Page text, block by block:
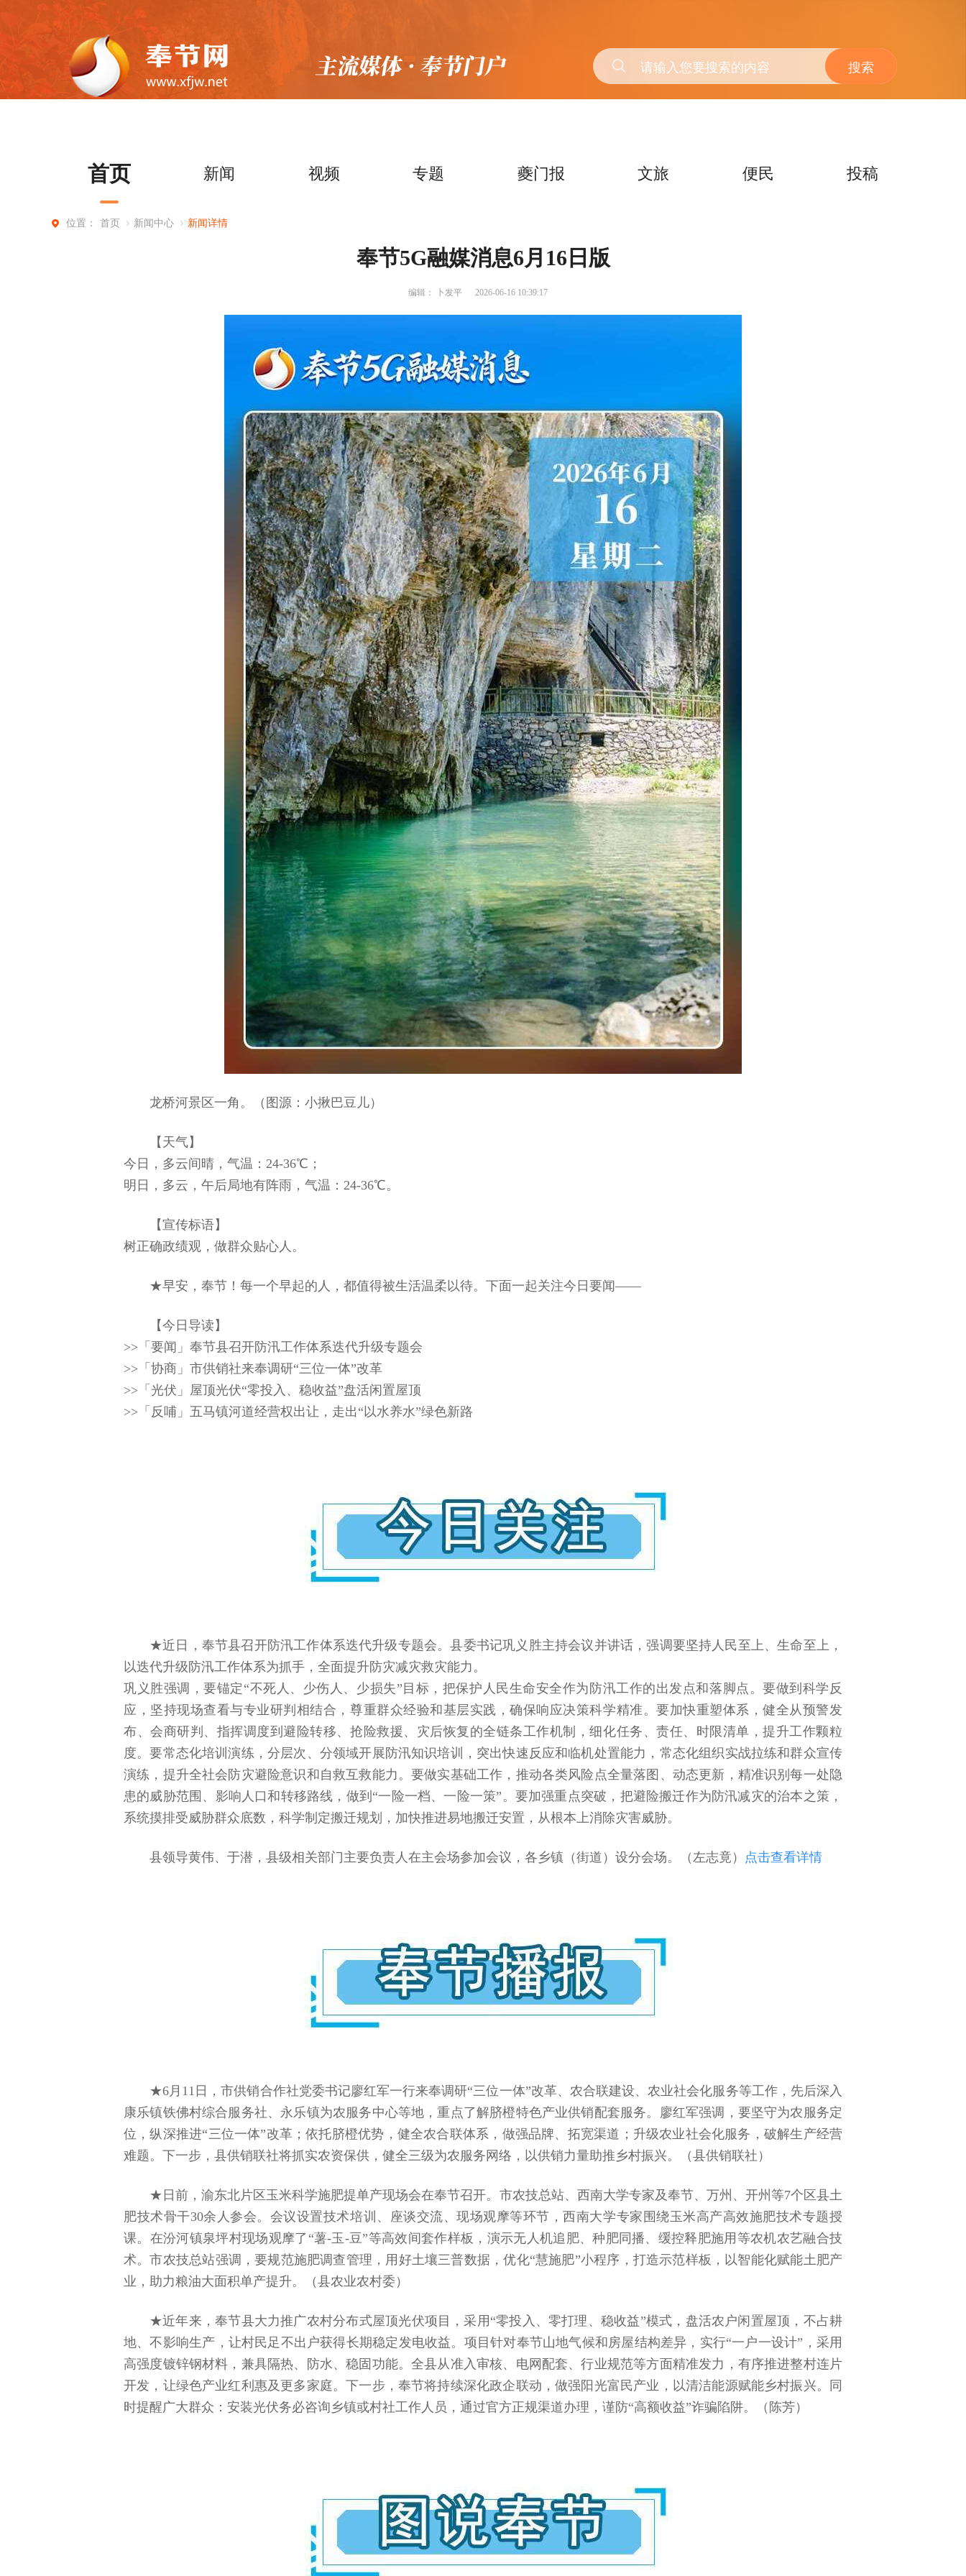
搜索
首页 新闻 视频 专题 夔门报 文旅 便民 投稿
位置： 首页 新闻中心 新闻详情
奉节5G融媒消息6月16日版
编辑： 卜发平 2026-06-16 10:39:17
龙桥河景区一角。（图源：小揪巴豆儿）
【天气】
今日，多云间晴，气温：24-36℃；
明日，多云，午后局地有阵雨，气温：24-36℃。
【宣传标语】
树正确政绩观，做群众贴心人。
★早安，奉节！每一个早起的人，都值得被生活温柔以待。下面一起关注今日要闻——
【今日导读】
>>「要闻」奉节县召开防汛工作体系迭代升级专题会
>>「协商」市供销社来奉调研“三位一体”改革
>>「光伏」屋顶光伏“零投入、稳收益”盘活闲置屋顶
>>「反哺」五马镇河道经营权出让，走出“以水养水”绿色新路
★近日，奉节县召开防汛工作体系迭代升级专题会。县委书记巩义胜主持会议并讲话，强调要坚持人民至上、生命至上，
以迭代升级防汛工作体系为抓手，全面提升防灾减灾救灾能力。
巩义胜强调，要锚定“不死人、少伤人、少损失”目标，把保护人民生命安全作为防汛工作的出发点和落脚点。要做到科学反
应，坚持现场查看与专业研判相结合，尊重群众经验和基层实践，确保响应决策科学精准。要加快重塑体系，健全从预警发
布、会商研判、指挥调度到避险转移、抢险救援、灾后恢复的全链条工作机制，细化任务、责任、时限清单，提升工作颗粒
度。要常态化培训演练，分层次、分领域开展防汛知识培训，突出快速反应和临机处置能力，常态化组织实战拉练和群众宣传
演练，提升全社会防灾避险意识和自救互救能力。要做实基础工作，推动各类风险点全量落图、动态更新，精准识别每一处隐
患的威胁范围、影响人口和转移路线，做到“一险一档、一险一策”。要加强重点突破，把避险搬迁作为防汛减灾的治本之策，
系统摸排受威胁群众底数，科学制定搬迁规划，加快推进易地搬迁安置，从根本上消除灾害威胁。
县领导黄伟、于潜，县级相关部门主要负责人在主会场参加会议，各乡镇（街道）设分会场。（左志竟） 点击查看详情
★6月11日，市供销合作社党委书记廖红军一行来奉调研“三位一体”改革、农合联建设、农业社会化服务等工作，先后深入
康乐镇铁佛村综合服务社、永乐镇为农服务中心等地，重点了解脐橙特色产业供销配套服务。廖红军强调，要坚守为农服务定
位，纵深推进“三位一体”改革；依托脐橙优势，健全农合联体系，做强品牌、拓宽渠道；升级农业社会化服务，破解生产经营
难题。下一步，县供销联社将抓实农资保供，健全三级为农服务网络，以供销力量助推乡村振兴。（县供销联社）
★日前，渝东北片区玉米科学施肥提单产现场会在奉节召开。市农技总站、西南大学专家及奉节、万州、开州等7个区县土
肥技术骨干30余人参会。会议设置技术培训、座谈交流、现场观摩等环节，西南大学专家围绕玉米高产高效施肥技术专题授
课。在汾河镇泉坪村现场观摩了“薯-玉-豆”等高效间套作样板，演示无人机追肥、种肥同播、缓控释肥施用等农机农艺融合技
术。市农技总站强调，要规范施肥调查管理，用好土壤三普数据，优化“慧施肥”小程序，打造示范样板，以智能化赋能土肥产
业，助力粮油大面积单产提升。（县农业农村委）
★近年来，奉节县大力推广农村分布式屋顶光伏项目，采用“零投入、零打理、稳收益”模式，盘活农户闲置屋顶，不占耕
地、不影响生产，让村民足不出户获得长期稳定发电收益。项目针对奉节山地气候和房屋结构差异，实行“一户一设计”，采用
高强度镀锌钢材料，兼具隔热、防水、稳固功能。全县从准入审核、电网配套、行业规范等方面精准发力，有序推进整村连片
开发，让绿色产业红利惠及更多家庭。下一步，奉节将持续深化政企联动，做强阳光富民产业，以清洁能源赋能乡村振兴。同
时提醒广大群众：安装光伏务必咨询乡镇或村社工作人员，通过官方正规渠道办理，谨防“高额收益”诈骗陷阱。（陈芳）